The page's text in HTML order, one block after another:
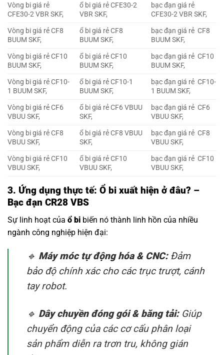
Vòng bi giá rẻ
CFE30-2 VBR SKF,
ổ bi giá rẻ CFE30-2
VBR SKF,
bạc đạn giá rẻ
CFE30-2 VBR SKF,
Vòng bi giá rẻ CF8
BUUM SKF,
ổ bi giá rẻ CF8
BUUM SKF,
bạc đạn giá rẻ CF8
BUUM SKF,
Vòng bi giá rẻ CF10
BUUM SKF,
ổ bi giá rẻ CF10
BUUM SKF,
bạc đạn giá rẻ CF10
BUUM SKF,
Vòng bi giá rẻ CF10-
1 BUUM SKF,
ổ bi giá rẻ CF10-1
BUUM SKF,
bạc đạn giá rẻ CF10-
1 BUUM SKF,
Vòng bi giá rẻ CF6
VBUU SKF,
ổ bi giá rẻ CF6 VBUU
SKF,
bạc đạn giá rẻ CF6
VBUU SKF,
Vòng bi giá rẻ CF8
VBUU SKF,
ổ bi giá rẻ CF8 VBUU
SKF,
bạc đạn giá rẻ CF8
VBUU SKF,
Vòng bi giá rẻ CF10
VBUU SKF,
ổ bi giá rẻ CF10
VBUU SKF,
bạc đạn giá rẻ CF10
VBUU SKF,
3. Ứng dụng thực tế: Ổ bi xuất hiện ở đâu? –
Bạc đạn CR28 VBS
Sự linh hoạt của ổ bi biến nó thành linh hồn của nhiều
ngành công nghiệp hiện đại:
🔹 Máy móc tự động hóa & CNC:Đảm
bảo độ chính xác cho các trục trượt, cánh
tay robot.
🔹 Dây chuyền đóng gói & băng tải:Giúp
chuyển động của các cơ cấu phân loại
sản phẩm diễn ra trơn tru, không gián